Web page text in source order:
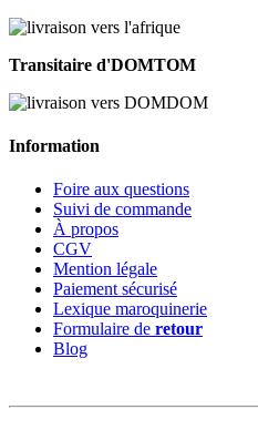
Transitaire d'DOMTOM
Information
Foire aux questions
Suivi de commande
À propos
CGV
Mention légale
Paiement sécurisé
Lexique maroquinerie
Formulaire de retour
Blog